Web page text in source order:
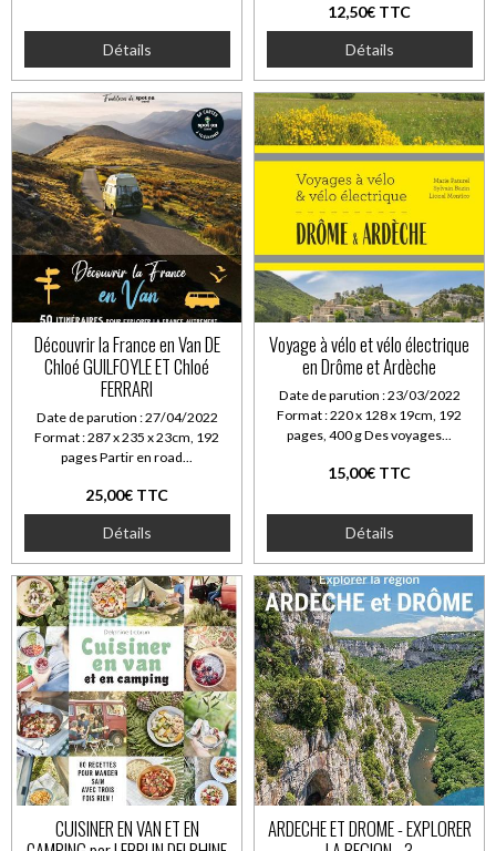
Détails
12,50€ TTC
Détails
Découvrir la France en Van DE
Chloé GUILFOYLE ET Chloé
FERRARI
Date de parution : 27/04/2022
Format : 287 x 235 x 23cm, 192
pages Partir en road...
25,00€ TTC
Détails
Voyage à vélo et vélo électrique
en Drôme et Ardèche
Date de parution : 23/03/2022
Format : 220 x 128 x 19cm, 192
pages, 400 g Des voyages...
15,00€ TTC
Détails
CUISINER EN VAN ET EN
ARDECHE ET DROME - EXPLORER